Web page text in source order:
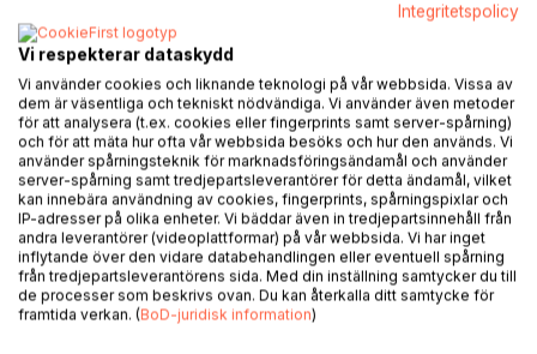
experiences during serving terms in the same province in
close co-operation with national colleagues, and with a
special focus on health care. In particular he writes about
the work among the Gumuz people who are living along the
Blue Nile River – also he records from his experiences
among the Berta people, another lowland group. The health
service was for a period carried on as an ambulatory work,
but after some time permanent clinics were established.
The book has a lot of photos which will introduce these
lowland people and show the health care activities and
other branches of the work of the church. One of the
author’s working-terms was at a major clinic on the
highland where the Oromo people are living, and the book
Integritetspolicy
Vi respekterar dataskydd
Vi använder cookies och liknande teknologi på vår webbsida. Vissa av
dem är väsentliga och tekniskt nödvändiga. Vi använder även metoder
för att analysera (t.ex. cookies eller fingerprints samt server-spårning)
och för att mäta hur ofta vår webbsida besöks och hur den används. Vi
använder spårningsteknik för marknadsföringsändamål och använder
server-spårning samt tredjepartsleverantörer för detta ändamål, vilket
kan innebära användning av cookies, fingerprints, spårningspixlar och
IP-adresser på olika enheter. Vi bäddar även in tredjepartsinnehåll från
andra leverantörer (videoplattformar) på vår webbsida. Vi har inget
inflytande över den vidare databehandlingen eller eventuell spårning
från tredjepartsleverantörens sida. Med din inställning samtycker du till
de processer som beskrivs ovan. Du kan återkalla ditt samtycke för
framtida verkan. (BoD-juridisk information)